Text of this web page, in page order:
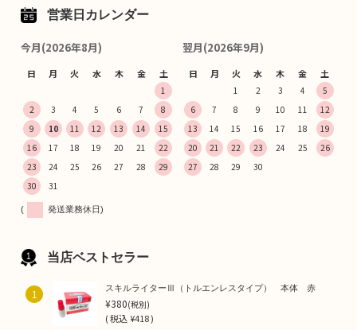
営業日カレンダー
今月(2026年8月)
日 月 火 水 木 金 土
1
2
3 4 5 6 7
8
9
10 11 12 13 14
15
16
17 18 19 20 21
22
23
24 25 26 27 28
29
30
31
翌月(2026年9月)
日 月 火 水 木 金 土
1 2 3 4
5
6
7 8 9 10 11
12
13
14 15 16 17 18
19
20
21 22 23 24 25
26
27
28 29 30
( 発送業務休日)
当店ベストセラー
1 スキルライターⅢ（トルエンレスタイプ） 本体 赤
¥380(税別)
(税込¥418 )